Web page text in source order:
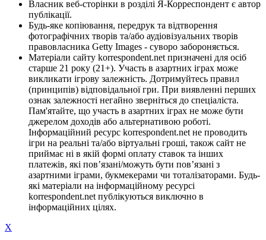
Власник веб-сторінки в розділі Я-Корреспондент є автор
публікації.
Будь-яке копіювання, передрук та відтворення
фотографічних творів та/або аудіовізуальних творів
правовласника Getty Images - суворо забороняється.
Матеріали сайту korrespondent.net призначені для осіб
старше 21 року (21+). Участь в азартних іграх може
викликати ігрову залежність. Дотримуйтесь правил
(принципів) відповідальної гри. При виявленні перших
ознак залежності негайно зверніться до спеціаліста.
Пам'ятайте, що участь в азартних іграх не може бути
джерелом доходів або альтернативою роботі.
Інформаційний ресурс korrespondent.net не проводить
ігри на реальні та/або віртуальні гроші, також сайт не
приймає ні в якій формі оплату ставок та інших
платежів, які пов’язані/можуть бути пов’язані з
азартними іграми, букмекерами чи тоталізаторами. Будь-
які матеріали на інформаційному ресурсі
korrespondent.net публікуються виключно в
інформаційних цілях.
X